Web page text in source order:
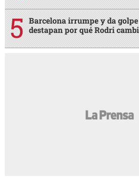
Barcelona irrumpe y da
destapan por qué Rodri